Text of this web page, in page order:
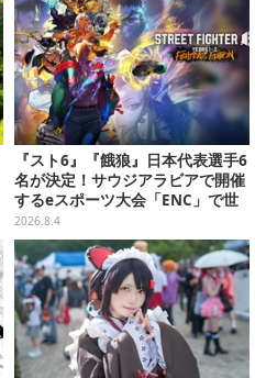
『スト6』『餓狼』日本代表選手6
名が決定！サウジアラビアで開催
するeスポーツ大会「ENC」で世
界に挑む
2026.8.4